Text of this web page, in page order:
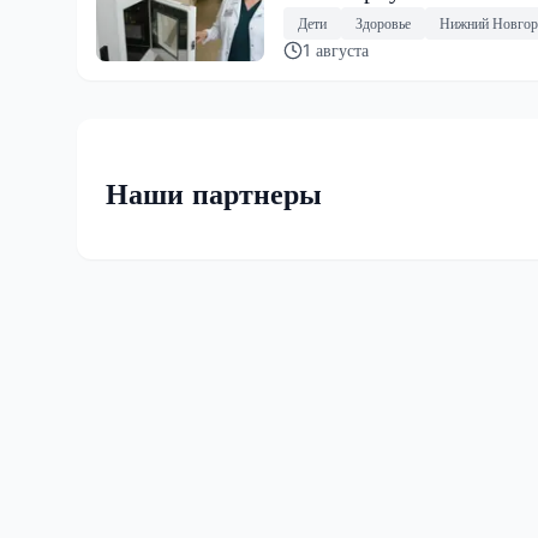
Дети Здоровье Нижний
1 августа
Наши партнеры